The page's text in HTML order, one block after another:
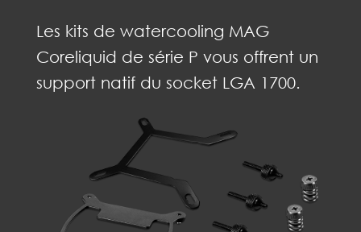
Les kits de watercooling MAG
Coreliquid de série P vous offrent un
support natif du socket LGA 1700.